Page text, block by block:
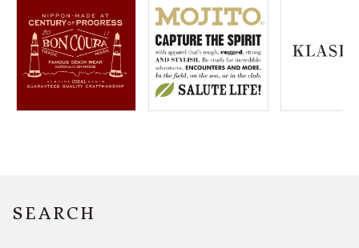
ACCOUNT MENU
ようこそ ゲスト 様
meeting_room ログイン 会員登録
SEARCH